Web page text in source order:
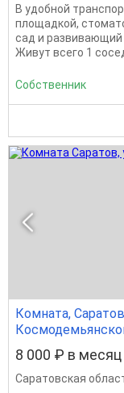
В удобной
площадкой,
сад и развивающий
Живут всего 1
Собственник
Комната,
8 000 ₽ в месяц
Саратовская